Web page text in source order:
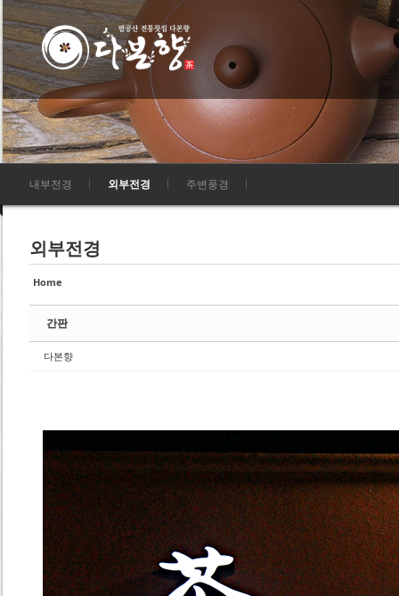
내부전경 외부전경 주변풍경
외부전경
Home
간판
다본향
Sketchbook5, 스케치북5
Sketchbook5, 스케치북5
Sketchbook5, 스케치북5
Sketchbook5, 스케치북5